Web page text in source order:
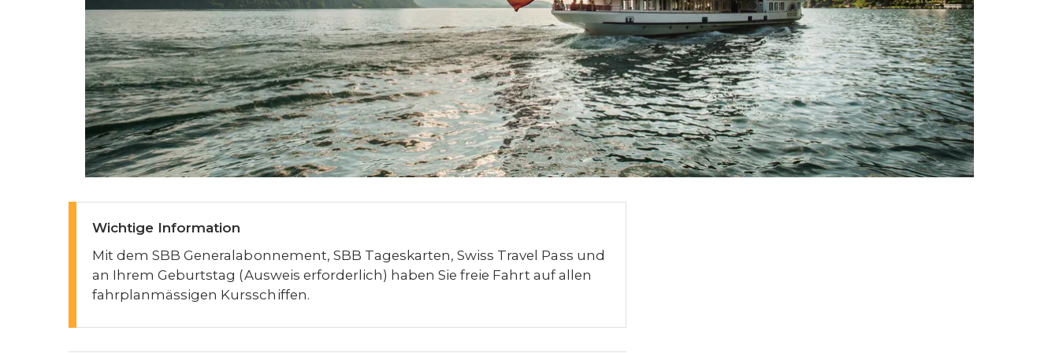
Wichtige Information
Mit dem SBB Generalabonnement, SBB Tageskarten, Swiss Travel Pass und
an Ihrem Geburtstag (Ausweis erforderlich) haben Sie freie Fahrt auf allen
fahrplanmässigen Kursschiffen.